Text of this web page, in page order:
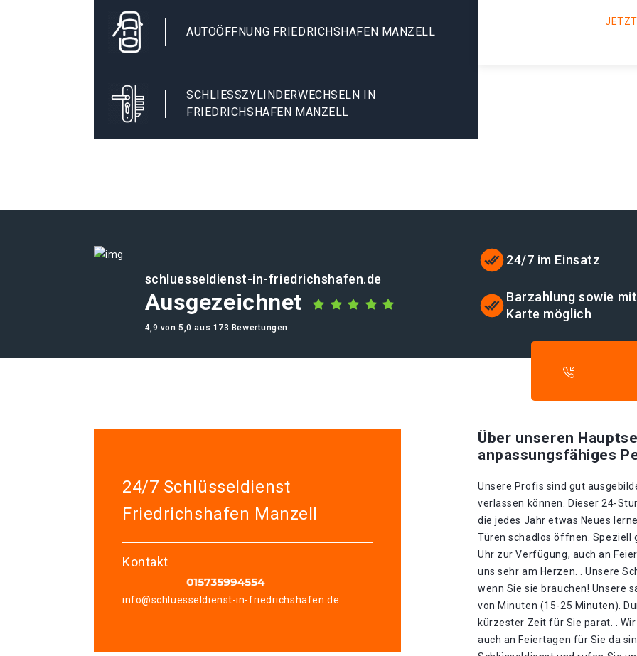
AUTOÖFFNUNG FRIEDRICHSHAFEN MANZELL
SCHLIESSZYLINDERWECHSELN IN F
RIEDRICHSHAFEN MANZELL
schluesseldienst-in-friedrichshafen.de
Ausgezeichnet
4,9 von 5,0 aus 173 Bewertungen
24/7 im Einsatz
Barzahlung sowie mit
Karte möglich
24/7 Schlüsseldienst
Friedrichshafen Manzell
Kontakt
info@schluesseldienst-in-friedrichshafen.de
Über unseren
anpassungsfähiges
Unsere Profis sind gut
verlassen können. Dieser 24-
die jedes Jahr etwas Neues
Türen schadlos öffnen. Speziell
Uhr zur Verfügung, auch an
uns sehr am Herzen. . Unsere
wenn Sie sie brauchen! Unsere
von Minuten (15-25 Minuten).
kürzester Zeit für Sie parat. .
auch an Feiertagen für Sie da